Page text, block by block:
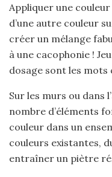
Appliquer une
d’une autre couleur
créer un mélange
à une cacophonie !
dosage sont les mots
Sur les murs ou dans
nombre d’éléments
couleur dans un
couleurs existantes,
entraîner un piètre